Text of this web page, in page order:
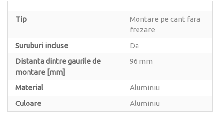
Tip
Montare pe cant fara
frezare
Suruburi incluse
Da
Distanta dintre gaurile de
montare [mm]
96 mm
Material
Aluminiu
Culoare
Aluminiu